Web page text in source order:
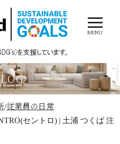
MENU
/従業員の日常
セントロ) | 土浦 つくば 注